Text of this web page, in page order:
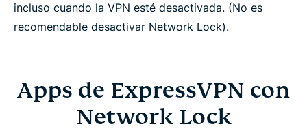
incluso cuando la VPN esté desactivada. (No es
recomendable desactivar Network Lock).
Apps de ExpressVPN con
Network Lock